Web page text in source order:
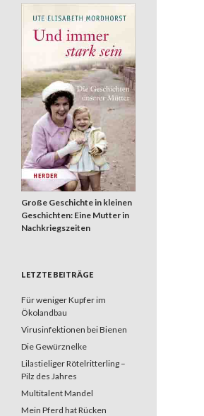
Große Geschichte in kleinen
Geschichten: Eine Mutter in
Nachkriegszeiten
LETZTE BEITRÄGE
Für weniger Kupfer im
Ökolandbau
Virusinfektionen bei Bienen
Die Gewürznelke
Lilastieliger Rötelritterling –
Pilz des Jahres
Multitalent Mandel
Mein Pferd hat Rücken